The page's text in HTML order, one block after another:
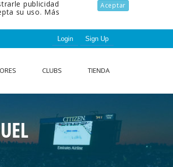
Aceptar
publicidad
su uso. Más
Login Sign Up
CLUBS TIENDA